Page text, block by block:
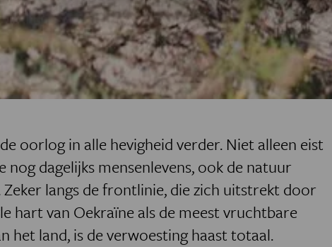
oorlog in alle hevigheid verder. Niet alleen eist
nog dagelijks mensenlevens, ook de natuur
Zeker langs de frontlinie, die zich uitstrekt door
hart van Oekraïne als de meest vruchtbare
het land, is de verwoesting haast totaal.